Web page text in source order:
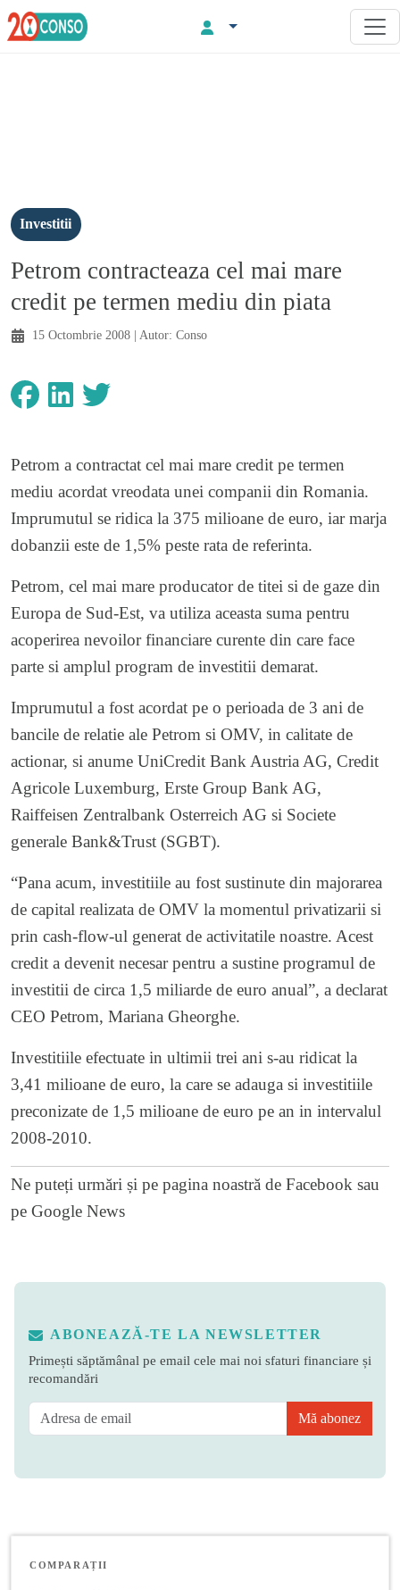
Investitii
Petrom contracteaza cel mai mare
credit pe termen mediu din piata
15 Octombrie 2008 | Autor: Conso
Petrom a contractat cel mai mare credit pe termen
mediu acordat vreodata unei companii din Romania.
Imprumutul se ridica la 375 milioane de euro, iar marja
dobanzii este de 1,5% peste rata de referinta.
Petrom, cel mai mare producator de titei si de gaze din
Europa de Sud-Est, va utiliza aceasta suma pentru
acoperirea nevoilor financiare curente din care face
parte si amplul program de investitii demarat.
Imprumutul a fost acordat pe o perioada de 3 ani de
bancile de relatie ale Petrom si OMV, in calitate de
actionar, si anume UniCredit Bank Austria AG, Credit
Agricole Luxemburg, Erste Group Bank AG,
Raiffeisen Zentralbank Osterreich AG si Societe
generale Bank&Trust (SGBT).
“Pana acum, investitiile au fost sustinute din majorarea
de capital realizata de OMV la momentul privatizarii si
prin cash-flow-ul generat de activitatile noastre. Acest
credit a devenit necesar pentru a sustine programul de
investitii de circa 1,5 miliarde de euro anual”, a declarat
CEO Petrom, Mariana Gheorghe.
Investitiile efectuate in ultimii trei ani s-au ridicat la
3,41 milioane de euro, la care se adauga si investitiile
preconizate de 1,5 milioane de euro pe an in intervalul
2008-2010.
Ne puteți urmări și pe pagina noastră de Facebook sau
pe Google News
ABONEAZĂ-TE LA NEWSLETTER
Primești săptămânal pe email cele mai noi sfaturi financiare și
recomandări
Mă abonez
COMPARAȚII